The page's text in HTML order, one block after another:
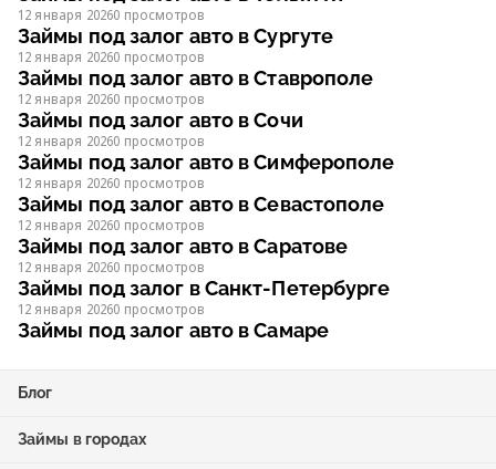
12 января 20260 просмотров
Займы под залог авто в Сургуте
12 января 20260 просмотров
Займы под залог авто в Ставрополе
12 января 20260 просмотров
Займы под залог авто в Сочи
12 января 20260 просмотров
Займы под залог авто в Симферополе
12 января 20260 просмотров
Займы под залог авто в Севастополе
12 января 20260 просмотров
Займы под залог авто в Саратове
12 января 20260 просмотров
Займы под залог в Санкт-Петербурге
12 января 20260 просмотров
Займы под залог авто в Самаре
Блог
Займы в городах